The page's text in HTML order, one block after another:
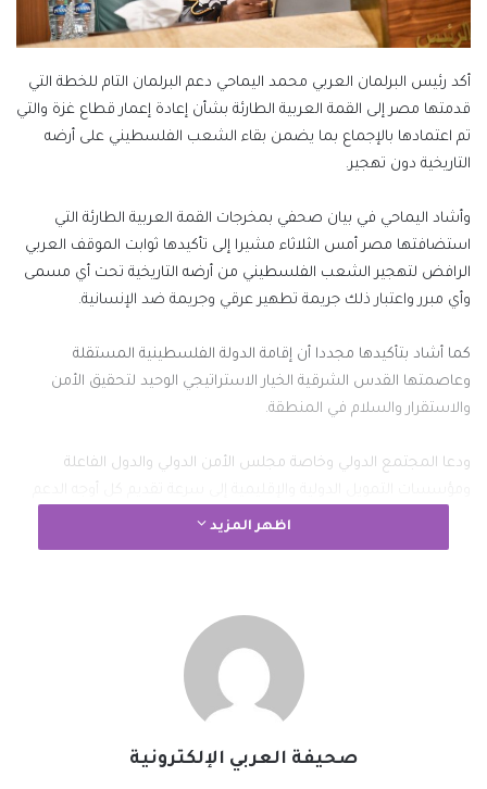
أكد رئيس البرلمان العربي محمد اليماحي دعم البرلمان التام للخطة التي
قدمتها مصر إلى القمة العربية الطارئة بشأن إعادة إعمار قطاع غزة والتي
تم اعتمادها بالإجماع بما يضمن بقاء الشعب الفلسطيني على أرضه
التاريخية دون تهجير.
وأشاد اليماحي في بيان صحفي بمخرجات القمة العربية الطارئة التي
استضافتها مصر أمس الثلاثاء مشيرا إلى تأكيدها ثوابت الموقف العربي
الرافض لتهجير الشعب الفلسطيني من أرضه التاريخية تحت أي مسمى
وأي مبرر واعتبار ذلك جريمة تطهير عرقي وجريمة ضد الإنسانية.
كما أشاد بتأكيدها مجددا أن إقامة الدولة الفلسطينية المستقلة
وعاصمتها القدس الشرقية الخيار الاستراتيجي الوحيد لتحقيق الأمن
والاستقرار والسلام في المنطقة.
ودعا المجتمع الدولي وخاصة مجلس الأمن الدولي والدول الفاعلة
اللازمة لهذه الخطة والإسهام الإيجابي والفاعل في تنفيذها على أرض
الواقع.
مؤتمر دولي في القاهرة لإعادة إعمار قطاع غزة وإنشاء صندوق ائتماني
لتنفيذ مشروعات إعادة الإعمار.
وثمن رئيس البرلمان العربي الجهود الحثيثة والمخلصة التي يبذلها قادة
المشروعة للشعب الفلسطيني خاصة في هذه المرحلة التي تواجه فيها
اظهر المزيد
صحيفة العربي الإلكترونية